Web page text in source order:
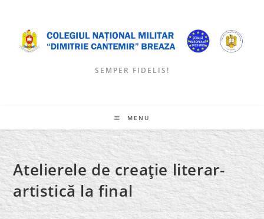
content
SEMPER FIDELIS!
MENU
Atelierele de creaţie literar-
artistică la final